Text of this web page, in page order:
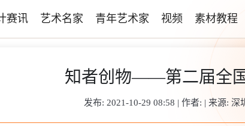
赛讯 艺术名家 青年艺术家 视频 素材教程
知者创物——第二届全
发布: 2021-10-29 08:58 | 作者: | 来源: